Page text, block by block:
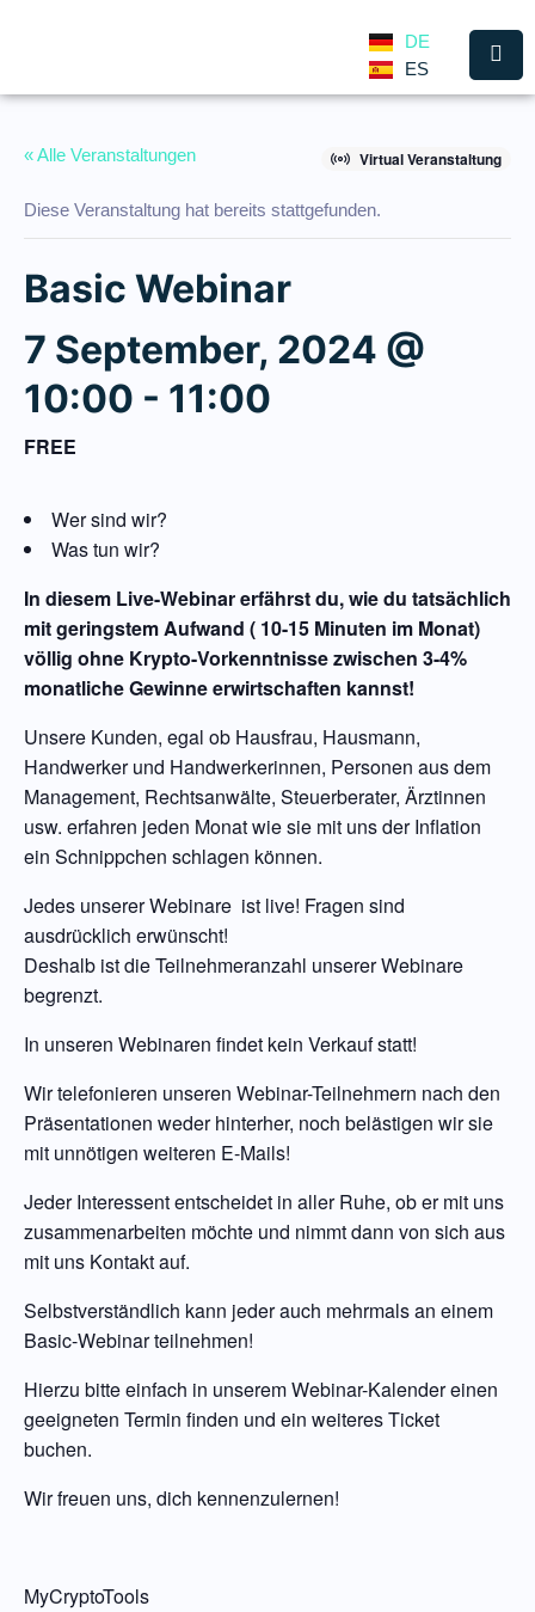
DE
ES
« Alle Veranstaltungen Virtual Veranstaltung
Diese Veranstaltung hat bereits stattgefunden.
Basic Webinar
7 September, 2024 @
10:00 - 11:00
FREE
Wer sind wir?
Was tun wir?
In diesem Live-Webinar erfährst du, wie du tatsächlich
mit geringstem Aufwand ( 10-15 Minuten im Monat)
völlig ohne Krypto-Vorkenntnisse zwischen 3-4%
monatliche Gewinne erwirtschaften kannst!
Unsere Kunden, egal ob Hausfrau, Hausmann,
Handwerker und Handwerkerinnen, Personen aus dem
Management, Rechtsanwälte, Steuerberater, Ärztinnen
usw. erfahren jeden Monat wie sie mit uns der Inflation
ein Schnippchen schlagen können.
Jedes unserer Webinare ist live! Fragen sind
ausdrücklich erwünscht!
Deshalb ist die Teilnehmeranzahl unserer Webinare
begrenzt.
In unseren Webinaren findet kein Verkauf statt!
Wir telefonieren unseren Webinar-Teilnehmern nach den
Präsentationen weder hinterher, noch belästigen wir sie
mit unnötigen weiteren E-Mails!
Jeder Interessent entscheidet in aller Ruhe, ob er mit uns
zusammenarbeiten möchte und nimmt dann von sich aus
mit uns Kontakt auf.
Selbstverständlich kann jeder auch mehrmals an einem
Basic-Webinar teilnehmen!
Hierzu bitte einfach in unserem Webinar-Kalender einen
geeigneten Termin finden und ein weiteres Ticket
buchen.
Wir freuen uns, dich kennenzulernen!
MyCryptoTools